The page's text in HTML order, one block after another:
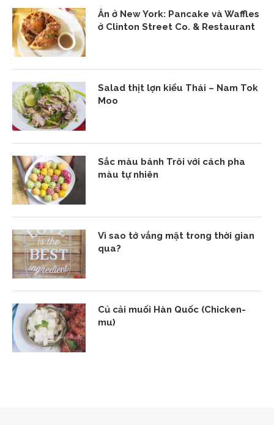
Ăn ở New York: Pancake và Waffles
ở Clinton Street Co. & Restaurant
Salad thịt lợn kiểu Thái – Nam Tok
Moo
Sắc màu bánh Trôi với cách pha
màu tự nhiên
Vì sao tớ vắng mặt trong thời gian
qua?
Củ cải muối Hàn Quốc (Chicken-
mu)